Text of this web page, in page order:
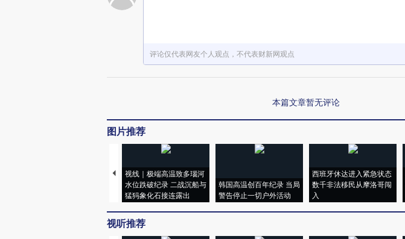
评论仅代表网友个人观点，不代表财新网观点
本篇文章暂无评论
图片推荐
视线｜极端高温致多瑙河
水位跌破纪录 二战沉船与
猛犸象化石接连露出
韩国高温创百年纪录 当局
警告停止一切户外活动
西班牙休达进入紧急状态
数千非法移民从摩洛哥闯
入
视听推荐